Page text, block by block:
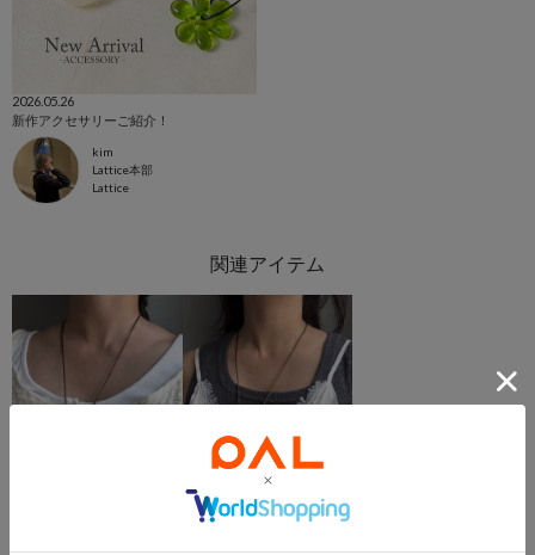
2026.05.26
新作アクセサリーご紹介！
kim
Lattice本部
Lattice
Lattice